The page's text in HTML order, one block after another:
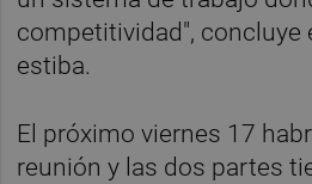
competitividad", concluye
estiba.
El próximo viernes 17
reunión y las dos partes